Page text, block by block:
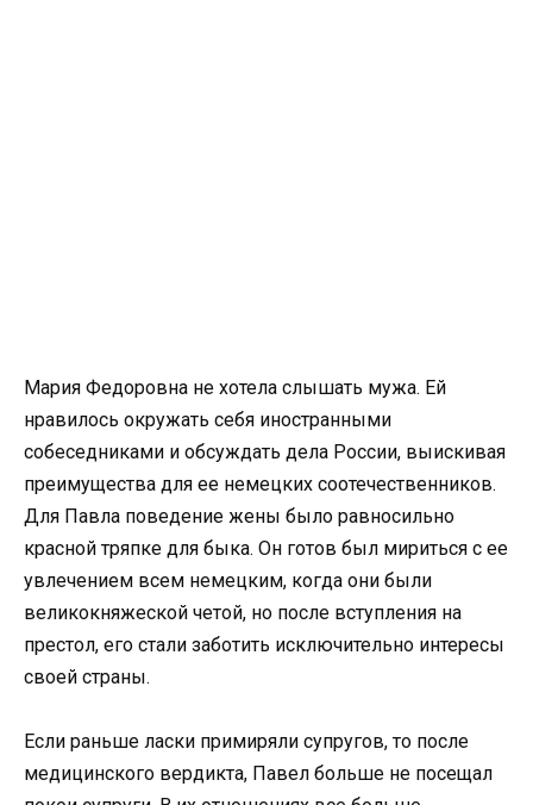
Мария Федоровна не хотела слышать мужа. Ей
нравилось окружать себя иностранными
собеседниками и обсуждать дела России, выискивая
преимущества для ее немецких соотечественников.
Для Павла поведение жены было равносильно
красной тряпке для быка. Он готов был мириться с ее
увлечением всем немецким, когда они были
великокняжеской четой, но после вступления на
престол, его стали заботить исключительно интересы
своей страны.
Если раньше ласки примиряли супругов, то после
медицинского вердикта, Павел больше не посещал